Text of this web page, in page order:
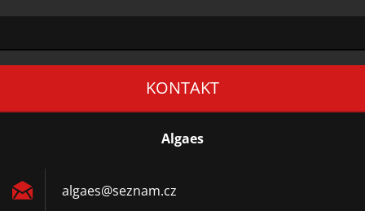
KONTAKT
Algaes
algaes@seznam.cz